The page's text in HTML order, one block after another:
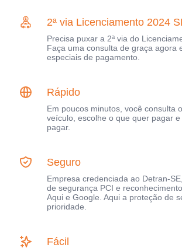
2ª via Licenciamento 2024
Precisa puxar a 2ª via do
Faça uma consulta de graça agora
especiais de pagamento.
Rápido
Em poucos minutos, você consulta
veículo, escolhe o que quer pagar
pagar.
Seguro
Empresa credenciada ao Detran-
de segurança PCI e
Aqui e Google. Aqui a proteção de
prioridade.
Fácil